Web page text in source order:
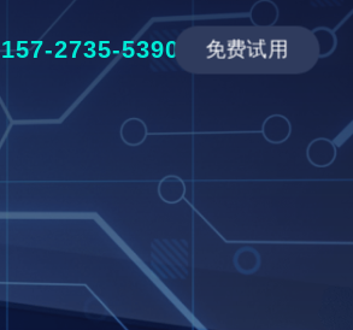
157-2735-5390 免费试用